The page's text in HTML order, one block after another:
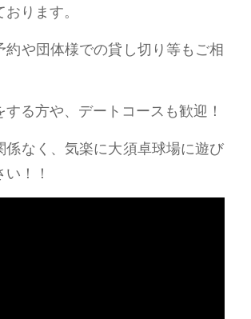
ります。
約や団体様での貸し切り等もご相
る方や、デートコースも歓迎！
係なく、気楽に大須卓球場に遊び
！！